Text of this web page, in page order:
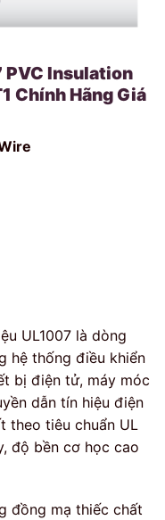
PVC Insulation
Chính Hãng Giá
UL1007 là dòng
hệ thống điều khiển
bị điện tử, máy móc
dẫn tín hiệu điện
theo tiêu chuẩn UL
độ bền cơ học cao
đồng mạ thiếc chất